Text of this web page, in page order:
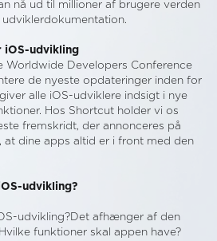
nå ud til millioner af brugere verden
iOS-udvikling
Worldwide Developers Conference
de nyeste opdateringer inden for
alle iOS-udviklere indsigt i nye
Hos Shortcut holder vi os
fremskridt, der annonceres på
at dine apps altid er i front med den
udvikling?
udvikling?Det afhænger af den
funktioner skal appen have?